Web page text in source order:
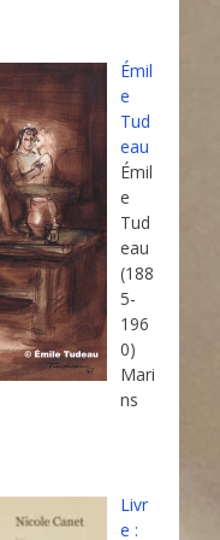
Émil
e
Tud
eau
Émil
e
Tud
eau
(188
5-
196
0)
Mari
ns
Livr
e :